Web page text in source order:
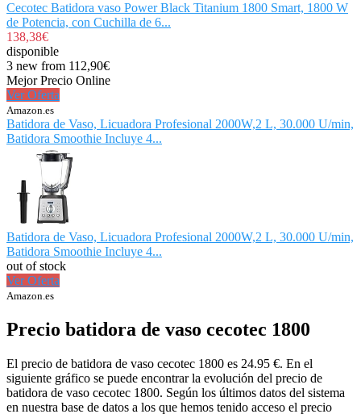
Cecotec Batidora vaso Power Black Titanium 1800 Smart, 1800 W
de Potencia, con Cuchilla de 6...
138,38€
disponible
3 new from 112,90€
Mejor Precio Online
Ver Oferta
Amazon.es
Batidora de Vaso, Licuadora Profesional 2000W,2 L, 30.000 U/min,
Batidora Smoothie Incluye 4...
Batidora de Vaso, Licuadora Profesional 2000W,2 L, 30.000 U/min,
Batidora Smoothie Incluye 4...
out of stock
Ver Oferta
Amazon.es
Precio batidora de vaso cecotec 1800
El precio de batidora de vaso cecotec 1800 es 24.95 €. En el
siguiente gráfico se puede encontrar la evolución del precio de
batidora de vaso cecotec 1800. Según los últimos datos del sistema
en nuestra base de datos a los que hemos tenido acceso el precio